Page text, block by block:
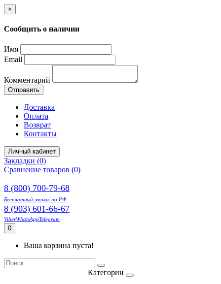
×
Сообщить о наличии
Имя
Email
Комментарий
Отправить
Доставка
Оплата
Возврат
Контакты
Личный кабинет
Закладки (0)
Сравнение товаров (0)
8 (800) 700-79-68
Бесплатный звонок по РФ
8 (903) 601-66-67
ViberWhatsAppTelegram
0
Ваша корзина пуста!
Категории